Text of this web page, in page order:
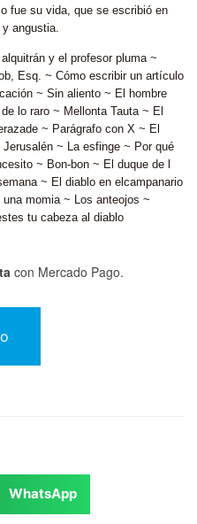
fue su vida, que se escribió en
angustia.
y el profesor pluma ~
Esq. ~ Cómo escribir un artículo
~ Sin aliento ~ El hombre
lo raro ~ Mellonta Tauta ~ El
~ Parágrafo con X ~ El
~ La esfinge ~ Por qué
~ Bon-bon ~ El duque de l
~ El diablo en elcampanario
momia ~ Los anteojos ~
tu cabeza al diablo
con Mercado Pago.
WhatsApp